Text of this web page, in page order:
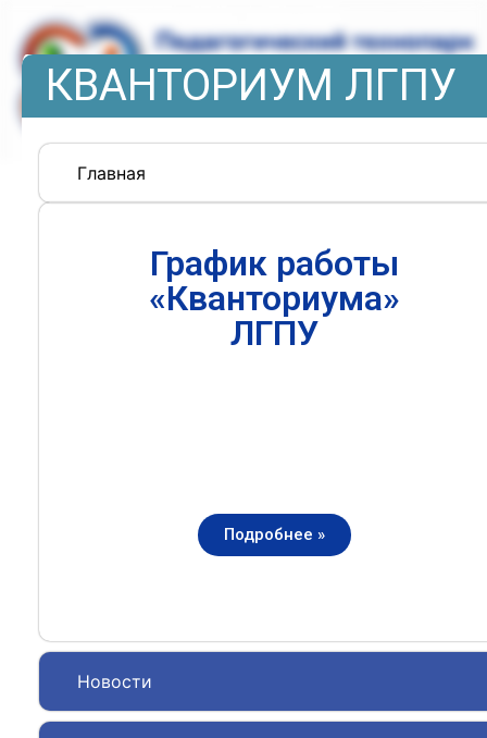
КВАНТОРИУМ ЛГПУ
Главная
Новости
График работы
«Кванториума»
ЛГПУ
Подробнее »